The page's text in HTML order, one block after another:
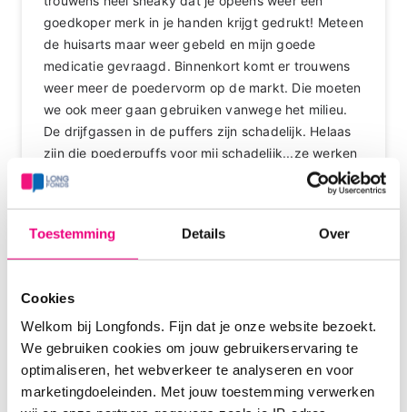
Toestemming Details Over
Cookies
Welkom bij Longfonds. Fijn dat je onze website bezoekt.
We gebruiken cookies om jouw gebruikerservaring te
optimaliseren, het webverkeer te analyseren en voor
marketingdoeleinden. Met jouw toestemming verwerken
goedkoper merk in je handen krijgt gedrukt! Meteen
de huisarts maar weer gebeld en mijn goede
medicatie gevraagd. Binnenkort komt er trouwens
weer meer de poedervorm op de markt. Die moeten
we ook meer gaan gebruiken vanwege het milieu.
De drijfgassen in de puffers zijn schadelijk. Helaas
zijn die poederpuffs voor mij schadelijk...ze werken
niet en ik krijg ze niet goed geinhaleerd. Steeds
Vlinderstrik 02-07-2025 om 18:36 uur
Weer even een update voor alle IZZ-verzekerden: je
krijgt de kosten van Foster aerosol (voor in